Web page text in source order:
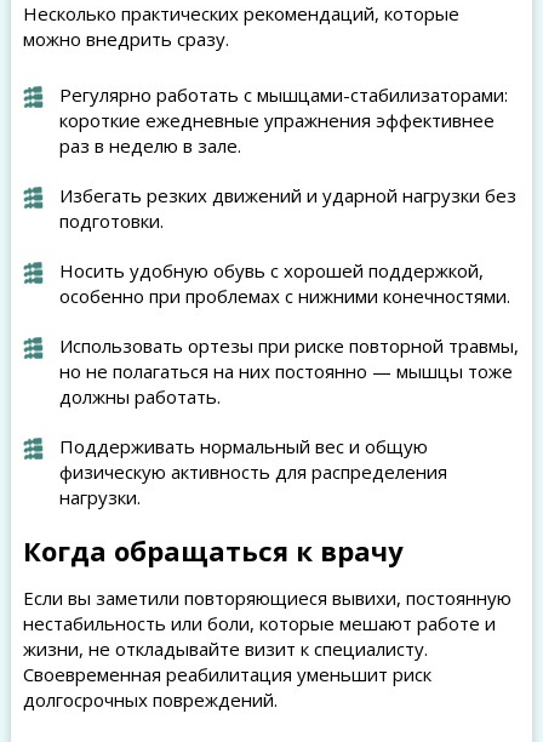
Несколько практических рекомендаций, которые
можно внедрить сразу.
Регулярно работать с мышцами-стабилизаторами:
короткие ежедневные упражнения эффективнее
раз в неделю в зале.
Избегать резких движений и ударной нагрузки без
подготовки.
Носить удобную обувь с хорошей поддержкой,
особенно при проблемах с нижними конечностями.
Использовать ортезы при риске повторной травмы,
но не полагаться на них постоянно — мышцы тоже
должны работать.
Поддерживать нормальный вес и общую
физическую активность для распределения
нагрузки.
Когда обращаться к врачу
Если вы заметили повторяющиеся вывихи, постоянную
нестабильность или боли, которые мешают работе и
жизни, не откладывайте визит к специалисту.
Своевременная реабилитация уменьшит риск
долгосрочных повреждений.